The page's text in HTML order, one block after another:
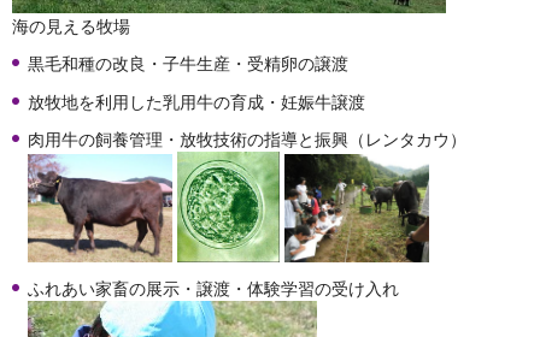
海の見える牧場
黒毛和種の改良・子牛生産・受精卵の譲渡
放牧地を利用した乳用牛の育成・妊娠牛譲渡
肉用牛の飼養管理・放牧技術の指導と振興（レンタカウ）
ふれあい家畜の展示・譲渡・体験学習の受け入れ